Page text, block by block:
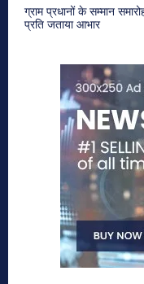
ग्राम प्रधानों के सम्मान
प्रति जताया आभार